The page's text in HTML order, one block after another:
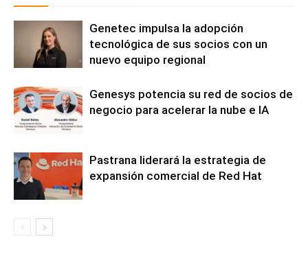
Genetec impulsa la adopción
tecnológica de sus socios con un
nuevo equipo regional
Genesys potencia su red de socios de
negocio para acelerar la nube e IA
Pastrana liderará la estrategia de
expansión comercial de Red Hat